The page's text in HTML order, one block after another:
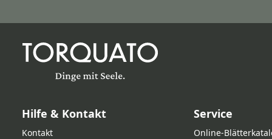
Hilfe & Kontakt
Kontakt
Service